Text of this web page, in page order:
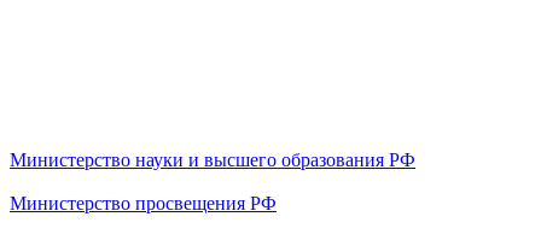
Министерство науки и высшего образования РФ
Министерство просвещения РФ